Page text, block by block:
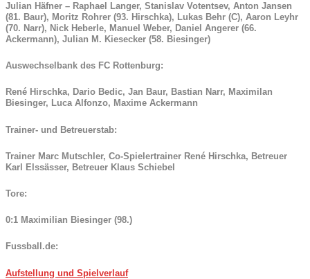
Julian Häfner – Raphael Langer, Stanislav Votentsev, Anton Jansen
(81. Baur), Moritz Rohrer (93. Hirschka), Lukas Behr (C), Aaron Leyhr
(70. Narr), Nick Heberle, Manuel Weber, Daniel Angerer (66.
Ackermann), Julian M. Kiesecker (58. Biesinger)
Auswechselbank des FC Rottenburg:
René Hirschka, Dario Bedic, Jan Baur, Bastian Narr, Maximilan
Biesinger, Luca Alfonzo, Maxime Ackermann
Trainer- und Betreuerstab:
Trainer Marc Mutschler, Co-Spielertrainer René Hirschka, Betreuer
Karl Elssässer, Betreuer Klaus Schiebel
Tore:
0:1 Maximilian Biesinger (98.)
Fussball.de:
Aufstellung und Spielverlauf